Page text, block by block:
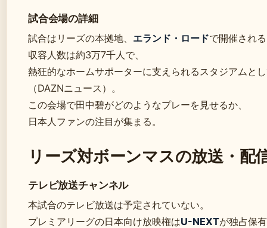
試合会場の詳細
試合はリーズの本拠地、 エランド・ロードで開催され
収容人数は約3万7千人で、
熱狂的なホームサポーターに支えられるスタジアムと
（DAZNニュース）。
この会場で田中碧がどのようなプレーを見せるか、
日本人ファンの注目が集まる。
リーズ対ボーンマスの放送・配
テレビ放送チャンネル
本試合のテレビ放送は予定されていない。
プレミアリーグの日本向け放映権はU-NEXTが独占保